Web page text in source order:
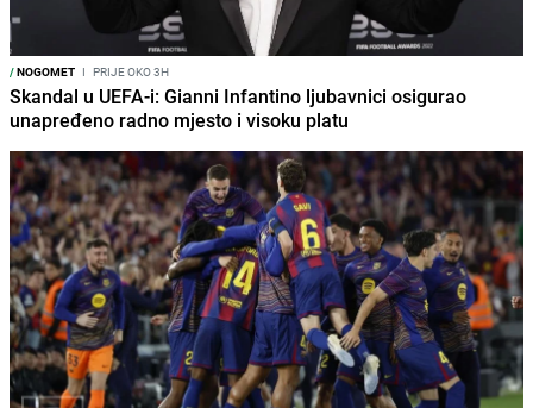
/NOGOMET I PRIJE OKO 3H
Skandal u UEFA-i: Gianni Infantino ljubavnici osigurao
unapređeno radno mjesto i visoku platu